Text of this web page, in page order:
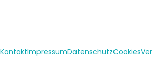
KontaktImpressumDatenschutzCookies